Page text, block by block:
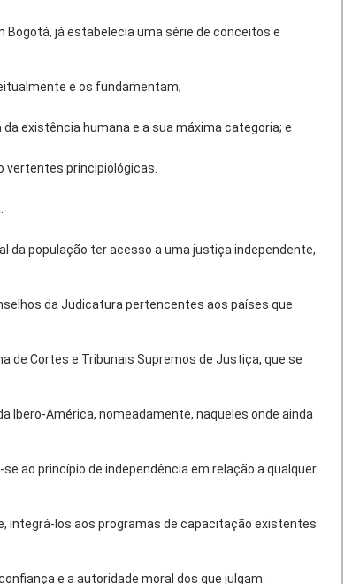
Bogotá, já estabelecia uma série de conceitos e
e os fundamentam;
existência humana e a sua máxima categoria; e
vertentes principiológicas.
da população ter acesso a uma justiça independente,
da Judicatura pertencentes aos países que
de Cortes e Tribunais Supremos de Justiça, que se
Ibero-América, nomeadamente, naqueles onde ainda
ao princípio de independência em relação a qualquer
integrá-los aos programas de capacitação existentes
e a autoridade moral dos que julgam.